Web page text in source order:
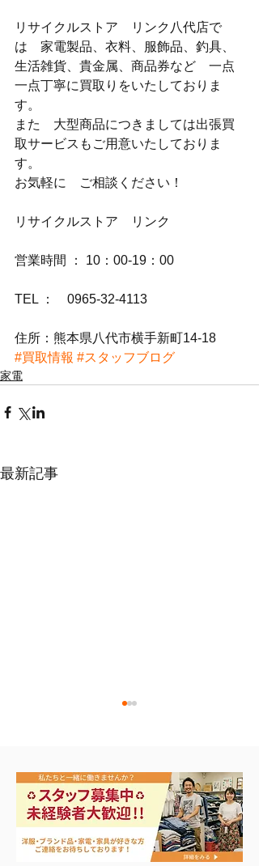
リサイクルストア　リンク八代店で
は　家電製品、衣料、服飾品、釣具、
生活雑貨、貴金属、商品券など　一点
一点丁寧に買取りをいたしておりま
す。
また　大型商品につきましては出張買
取サービスもご用意いたしておりま
す。
お気軽に　ご相談ください！
リサイクルストア　リンク
営業時間 ： 10：00-19：00
TEL ：　0965-32-4113
住所：熊本県八代市横手新町14-18
#買取情報 #スタッフブログ
家電
最新記事
夏に向けて冷凍庫！大量
品揃え❗️